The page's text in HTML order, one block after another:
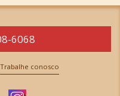
6068
Trabalhe conosco